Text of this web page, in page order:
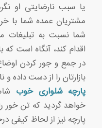
یا سبب نارضایتی او
مشتریان عمده شما با
شما نسبت به تبلیغات
اقدام کند، آنگاه است
در جمع و جور کردن
بازارتان را از دست داده
پارچه شلواری خوب
خواهد گردید که تن خور
پارچه نیز از لحاظ کیفی